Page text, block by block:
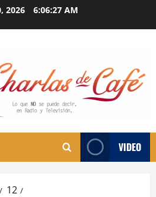
2026 6:06:28 AM
VIDEO
12